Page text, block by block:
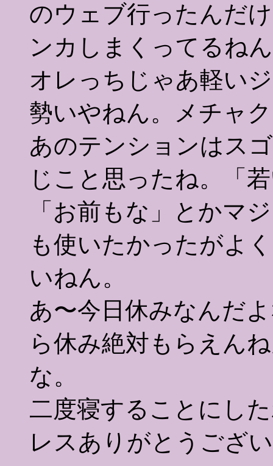
のウェブ行ったんだ
ンカしまくってるね
オレっちじゃあ軽い
勢いやねん。メチャ
あのテンションはス
じこと思ったね。「
「お前もな」とかマ
も使いたかったがよ
いねん。
あ〜今日休みなんだ
ら休み絶対もらえん
な。
二度寝することにし
レスありがとうござ